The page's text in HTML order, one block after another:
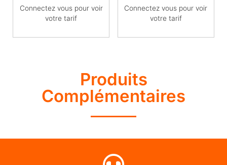
Connectez vous pour voir
votre tarif
Connectez vous pour voir
votre tarif
Produits
Complémentaires